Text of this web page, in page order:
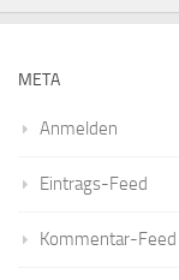
META
Anmelden
Eintrags-Feed
Kommentar-Feed